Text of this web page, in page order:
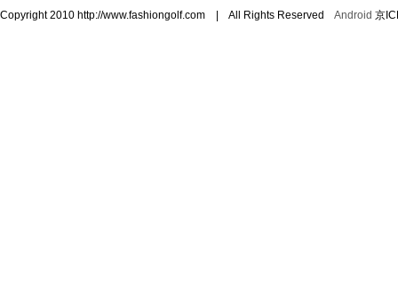
Copyright 2010 http://www.fashiongolf.com | All Rights Reserved Android 京